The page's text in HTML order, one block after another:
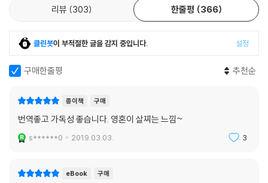
리뷰 303 한줄평 366
클린봇이 부적절한 글을 감지 중입니다. 설정
구매한줄평 추천순
종이책 구매
번역좋고 가독성 좋습니다. 영혼이 살찌는 느낌~
s******0 2019.03.03. 3
eBook 구매